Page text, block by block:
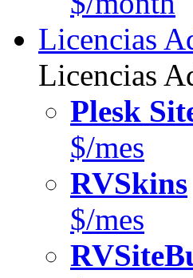
Licencias
Licencias
Plesk
$/mes
RVSkins
$/mes